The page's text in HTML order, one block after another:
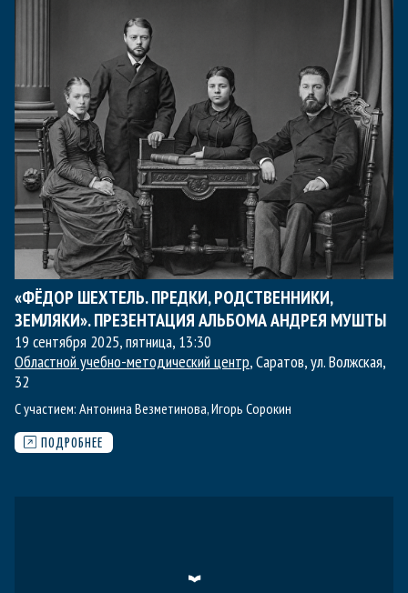
«ФЁДОР ШЕХТЕЛЬ. ПРЕДКИ, РОДСТВЕННИКИ,
ЗЕМЛЯКИ». ПРЕЗЕНТАЦИЯ АЛЬБОМА АНДРЕЯ МУШТЫ
19 сентября 2025, пятница, 13:30
Областной учебно-методический центр, Саратов, ул. Волжская,
32
С участием: Антонина Везметинова,Игорь Сорокин
ПОДРОБНЕЕ